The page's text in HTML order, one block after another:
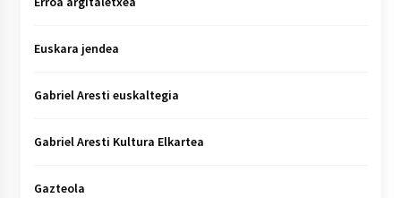
Euskara jendea
Gabriel Aresti euskaltegia
Gabriel Aresti Kultura Elkartea
Gazteola